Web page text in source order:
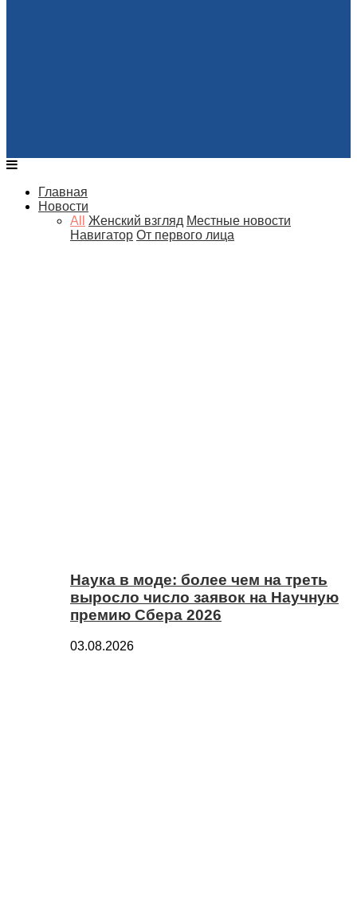
Главная
Новости
All
Женский взгляд Местные новости
Навигатор От первого лица
Наука в моде: более чем на треть
выросло число заявок на Научную
премию Сбера 2026
03.08.2026